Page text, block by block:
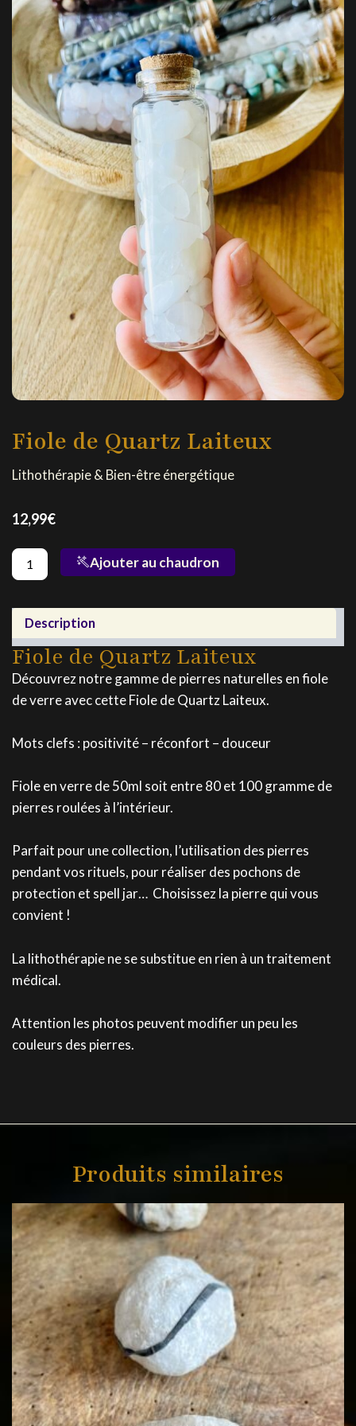
Fiole de Quartz Laiteux
Lithothérapie & Bien-être énergétique
12,99€
quantité
Quartz
Ajouter au chaudron
Description
Fiole de Quartz Laiteux
Découvrez notre gamme de pierres naturelles en fiole
de verre avec cette Fiole de Quartz Laiteux.
Mots clefs : positivité – réconfort – douceur
Fiole en verre de 50ml soit entre 80 et 100 gramme de
pierres roulées à l’intérieur.
Parfait pour une collection, l’utilisation des pierres
pendant vos rituels, pour réaliser des pochons de
protection et spell jar… Choisissez la pierre qui vous
convient !
La lithothérapie ne se substitue en rien à un traitement
médical.
Attention les photos peuvent modifier un peu les
couleurs des pierres.
Produits similaires